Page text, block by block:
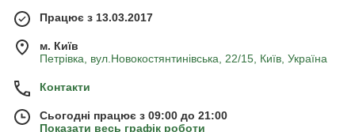
Працює з 13.03.2017
м. Київ
Петрівка, вул.Новокостянтинівська, 22/15, Київ, Україна
Контакти
Сьогодні працює з 09:00 до 21:00
Показати весь графік роботи